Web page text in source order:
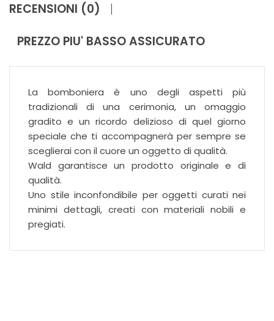
RECENSIONI (0)
PREZZO PIU' BASSO ASSICURATO
La bomboniera è uno degli aspetti più
tradizionali di una cerimonia, un omaggio
gradito e un ricordo delizioso di quel giorno
speciale che ti accompagnerà per sempre se
sceglierai con il cuore un oggetto di qualità.
Wald garantisce un prodotto originale e di
qualità.
Uno stile inconfondibile per oggetti curati nei
minimi dettagli, creati con materiali nobili e
pregiati.